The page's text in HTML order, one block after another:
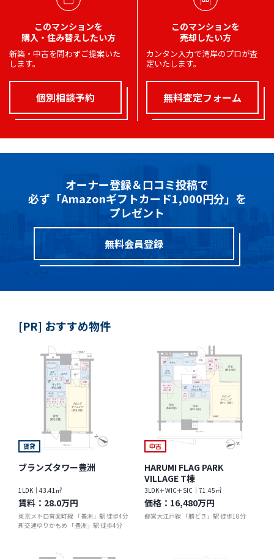
このマンションを
購入・住み替えしたい方
新築・中古を問わずご提案いた
します。
個別相談予約
このマンションを
売却したい方
カンタン入力で湾岸のプロが査
定いたします。
無料査定フォーム
オーナー登録＆口コミ投稿で
必ず「Amazonギフトカード1,000円分」を
プレゼント
無料会員登録
[PR] おすすめ物件
賃貸
ブランズタワー豊洲
1LDK｜43.41㎡
賃料： 28.0万円
東京メトロ有楽町線 「豊洲」駅 徒歩4分
新交通ゆりかもめ 「豊洲」駅 徒歩4分
中古
HARUMI FLAG PARK
VILLAGE T棟
3LDK＋WIC＋SIC｜71.45㎡
価格： 16,480万円
都営大江戸線 「勝どき」駅 徒歩18分